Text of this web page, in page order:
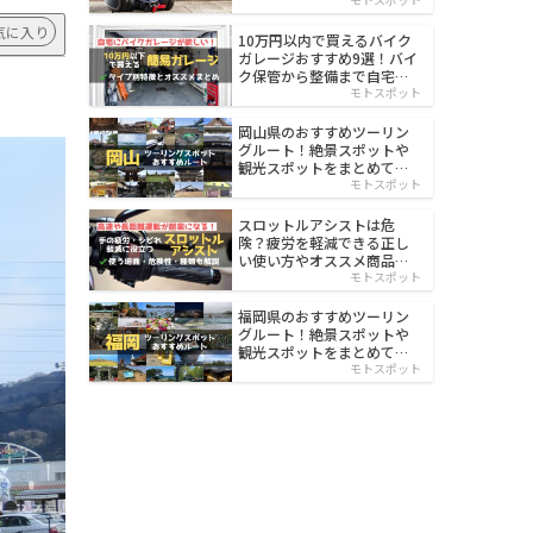
に入り
10万円以内で買えるバイク
ガレージおすすめ9選！バイ
ク保管から整備まで自宅で
モトスポット
岡山県のおすすめツーリン
グルート！絶景スポットや
観光スポットをまとめて紹
モトスポット
スロットルアシストは危
険？疲労を軽減できる正し
い使い方やオススメ商品を
モトスポット
福岡県のおすすめツーリン
グルート！絶景スポットや
観光スポットをまとめて紹
モトスポット